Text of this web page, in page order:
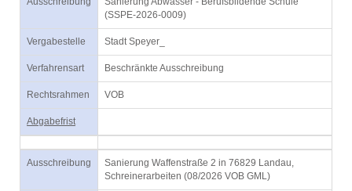
(SSPE-2026-0009)
Vergabestelle Stadt Speyer_
Verfahrensart Beschränkte Ausschreibung
Rechtsrahmen VOB
Abgabefrist
Ausschreibung
Sanierung Waffenstraße 2 in 76829 Landau,
Schreinerarbeiten (08/2026 VOB GML)